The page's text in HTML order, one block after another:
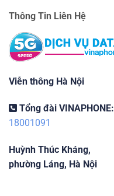
Thông Tin Liên Hệ
Viễn thông Hà Nội
Tổng đài VINAPHONE:
18001091
Huỳnh Thúc Kháng,
phường Láng, Hà Nội